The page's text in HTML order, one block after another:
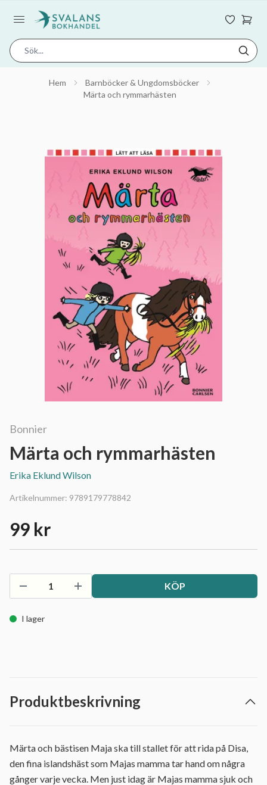
Hem
Barnböcker & Ungdomsböcker
Märta och rymmarhästen
Bonnier
Märta och rymmarhästen
Erika Eklund Wilson
Artikelnummer: 9789179778842
99 kr
KÖP
I lager
Produktbeskrivning
Märta och bästisen Maja ska till stallet för att rida på Disa,
den fina islandshäst som Majas mamma tar hand om några
gånger varje vecka. Men just idag är Majas mamma sjuk och